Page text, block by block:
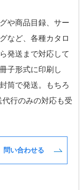
や商品目録、サー
など、各種カタロ
発送まで対応して
子形式に印刷し
筒で発送。もちろ
行のみの対応も受
問い合わせる